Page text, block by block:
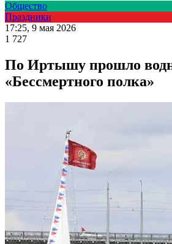
Общество
Праздники
17:25, 9 мая 2026
1 727
По Иртышу прошло
«Бессмертного полка»